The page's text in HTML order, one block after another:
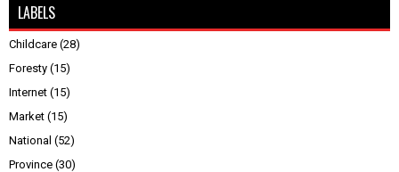
LABELS
Childcare (28)
Foresty (15)
Internet (15)
Market (15)
National (52)
Province (30)